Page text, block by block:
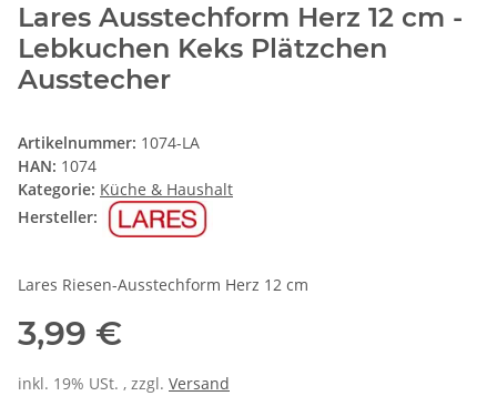
Lares Ausstechform Herz 12 cm -
Lebkuchen Keks Plätzchen
Ausstecher
Artikelnummer: 1074-LA
HAN: 1074
Kategorie: Küche & Haushalt
Hersteller:
Lares Riesen-Ausstechform Herz 12 cm
3,99 €
inkl. 19% USt. , zzgl. Versand